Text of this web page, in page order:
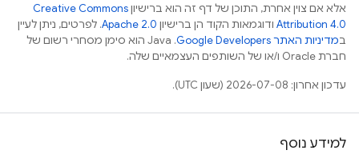
אלא אם צוין אחרת, התוכן של דף זה הוא ברישיוןCreative Commons
Attribution 4.0 ודוגמאות הקוד הן ברישיון Apache 2.0. לפרטים, ניתן לעיין
במדיניות האתר Google Developers‏
.‏ Java הוא סימן מסחרי רשום של
חברת Oracle ו/או של השותפים העצמאיים שלה.
עדכון אחרון: 2026-07-08 (שעון UTC).
למידע נוסף